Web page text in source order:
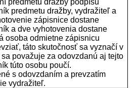
predmetu dražby podpíšu
predmetu dražby, vydražiteľ a
zápisnice dostane
a dve vyhotovenia dostane
osoba odmietne zápisnicu
táto skutočnosť sa vyznačí v
považuje za odovzdanú aj tejto
túto osobu poučí.
s odovzdaním a prevzatím
vydražiteľ.